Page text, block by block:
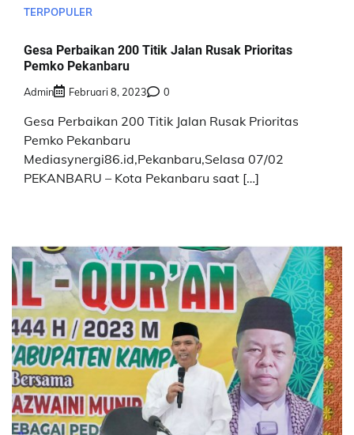
TERPOPULER
Gesa Perbaikan 200 Titik Jalan Rusak Prioritas
Pemko Pekanbaru
Admin Februari 8, 2023 0
Gesa Perbaikan 200 Titik Jalan Rusak Prioritas
Pemko Pekanbaru
Mediasynergi86.id,Pekanbaru,Selasa 07/02
PEKANBARU – Kota Pekanbaru saat […]